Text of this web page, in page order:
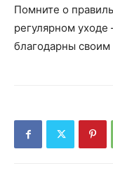
Помните о
регулярном
благодарны